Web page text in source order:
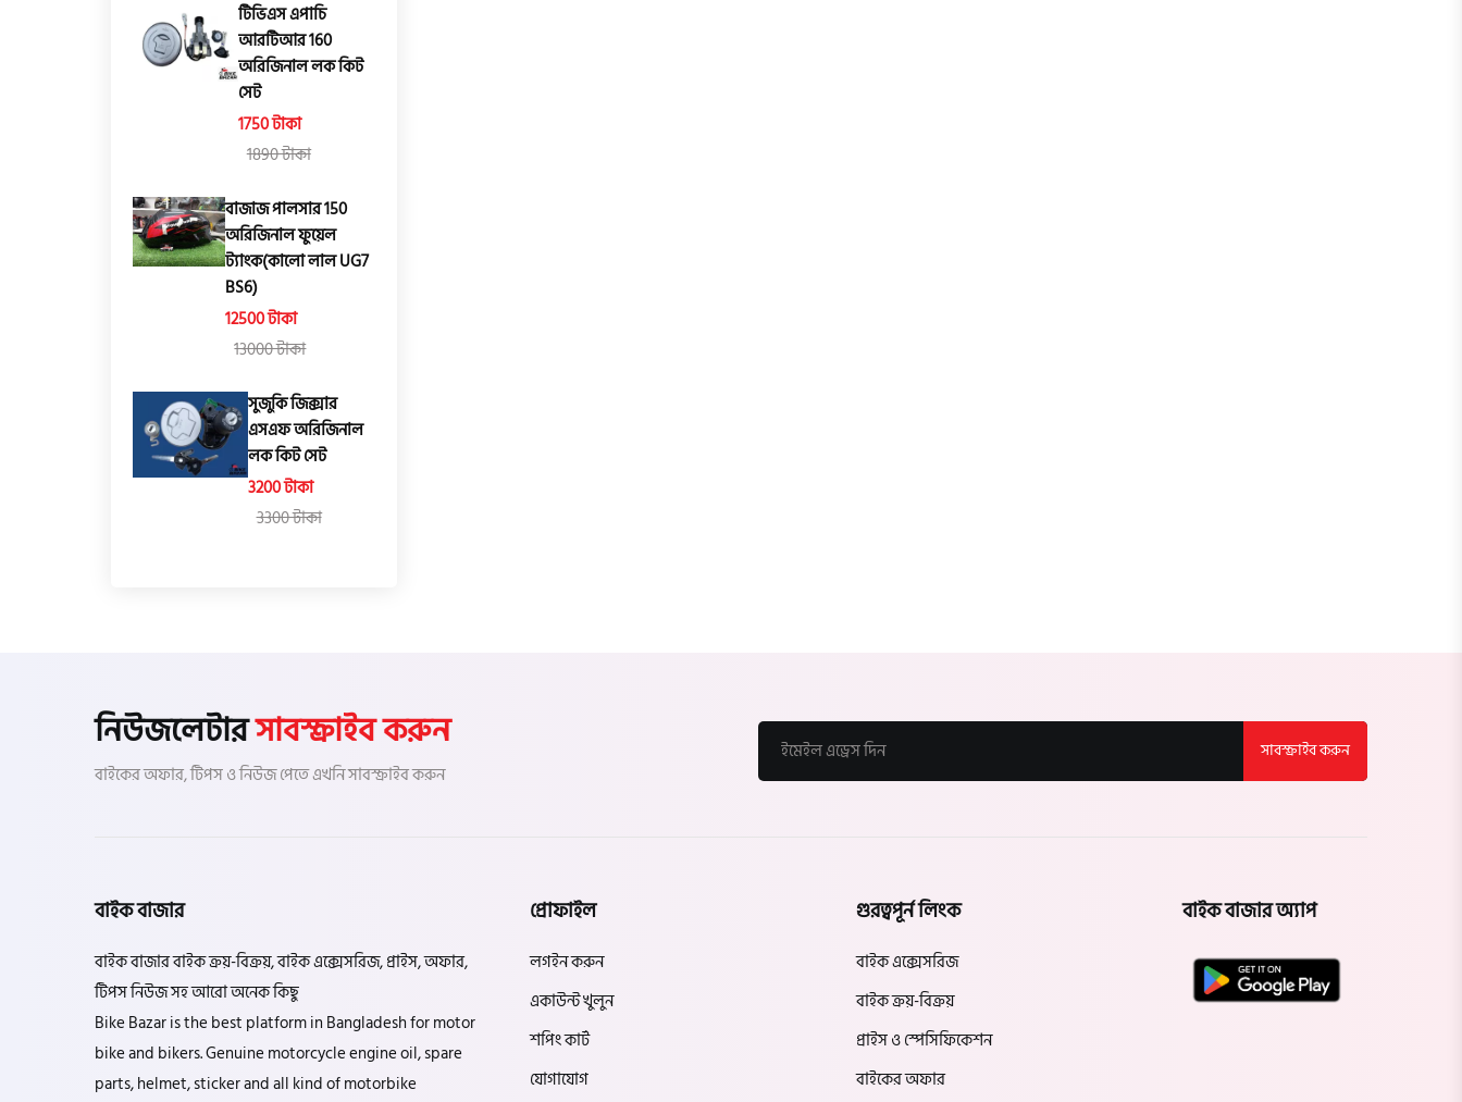
টিভিএস এপাচি
আরটিআর 160
অরিজিনাল লক কিট
সেট
1750 টাকা
1890 টাকা
বাজাজ পালসার 150
অরিজিনাল ফুয়েল
ট্যাংক(কালো লাল UG7
BS6)
12500 টাকা
13000 টাকা
সুজুকি জিক্সার
এসএফ অরিজিনাল
লক কিট সেট
3200 টাকা
3300 টাকা
নিউজলেটারসাবস্ক্রাইব করুন
বাইকের অফার, টিপস ও নিউজ পেতে এখনি সাবস্ক্রাইব করুন
সাবস্ক্রাইব করুন
বাইক বাজার
বাইক বাজার বাইক ক্রয়-বিক্রয়, বাইক এক্সেসরিজ, প্রাইস, অফার,
টিপস নিউজ সহ আরো অনেক কিছু
Bike Bazar is the best platform in Bangladesh for motor
bike and bikers. Genuine motorcycle engine oil, spare
parts, helmet, sticker and all kind of motorbike
প্রোফাইল
লগইন করুন
একাউন্ট খুলুন
শপিং কার্ট
যোগাযোগ
গুরত্বপূর্ন লিংক
বাইক এক্সেসরিজ
বাইক ক্রয়-বিক্রয়
প্রাইস ও স্পেসিফিকেশন
বাইকের অফার
বাইক বাজার অ্যাপ